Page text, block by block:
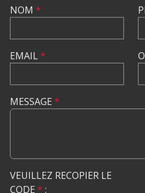
NOM *
EMAIL*
MESSAGE *
VEUILLEZ RECOPIER LE
CODE * :